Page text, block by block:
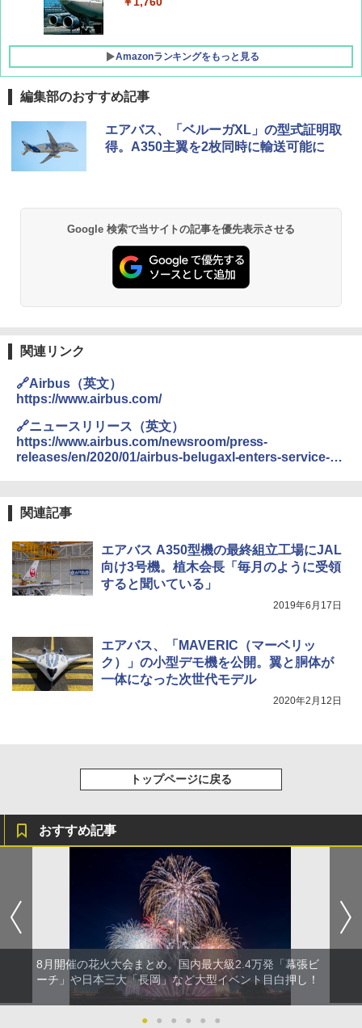
Amazonランキングをもっと見る
地球の歩き方 スター・ウォーズ
￥2,695
A09 地球の歩き方 イタリア 2026～2027 地
球の歩き方A ヨーロッパ
￥2,479
A26 地球の歩き方 チェコ ポーランド スロヴ
ァキア 2026～2027 地球の歩き方A ヨーロッ
パ
解く (講談社現代新書)
￥1,540
[キャンパーズコレクション 山善] ポップアッ
プテント 傘みたいに広げて畳める パッとサ
ッとサンシェード キューブ フルクローズ メ
￥6,830
PYKES PEAK (パイクスピーク) 着替えテン
ト プライバシー テント 【中が透けない】 1
人用 折りたたみ 防災グッズ 災害用トイレ ビ
易 トイレテント (グレー)
テント ワンタッチ RENEW 幅200 2-3人用 43
￥5,999
ュ(BC仕様) PATC-150B(EB)
￥9,990
イド ブラックコーティング フルクローズ メ
ッシュ 4人用 簡単設置 ポップアップテント P
ATCW-150B エクルベージュ
DEWEL パラソル 大型 ビーチ アウトドアパ
ラソル ガーデン サイトシート付 折りたたみ
防水 UVカット 4段階高さ調整 軽量 収納袋付
【日本企業販売】超強力クマ対策スプレー 30
0ml（連続噴射30秒）110ml（連続噴射15
秒）射程5～10m 安全ロック搭載 携帯収納袋
関の購入実績 登山・キャンプ・アウトドア・
026リニューアル 急速冷凍 空間倍増 衛生的
コンパクト 保冷力長持ち
可能 安全ロック付き 高安全性 金属製耐久 コ
ンパクト多機能設計 持ち運び便利 アウトド
ア/オフィス/教育現場/展示会用 緑
電動エアーポンプ SUP用 20PSI 電動ポンプ
ゴムボート 空気入れ 空気抜き 自動停止 過熱
保護 日光可読lcd 7種類ノズル付き
編集部のおすすめ記事
エアバス、「ベルーガXL」の型式証明取
得。A350主翼を2枚同時に輸送可能に
Google 検索で当サイトの記事を優先表示させる
関連リンク
🔗Airbus（英文）
https://www.airbus.com/
🔗ニュースリリース（英文）
https://www.airbus.com/newsroom/press-
releases/en/2020/01/airbus-belugaxl-enters-service-
関連記事
エアバス A350型機の最終組立工場にJAL
向け3号機。植木会長「毎月のように受領
すると聞いている」
2019年6月17日
エアバス、「MAVERIC（マーベリッ
ク）」の小型デモ機を公開。翼と胴体が
一体になった次世代モデル
2020年2月12日
トップページに戻る
おすすめ記事
8月開催の花火大会まとめ。国内最大級2.4万発「幕張ビ
ーチ」や日本三大「長岡」など大型イベント目白押し！
● ● ● ● ● ●